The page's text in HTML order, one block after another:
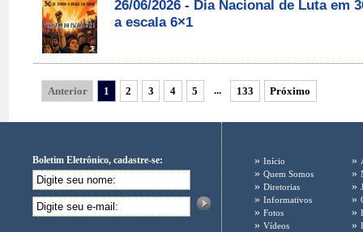
26/06/2026 - Dia Nacional de Luta em
a escala 6×1
Anterior 1 2 3 4 5 ... 133 Próximo
Boletim Eletrônico, cadastre-se: » Início
» Quem Somos
» Diretorias
» Informativos
» Fotos
» Vídeos
»
»
»
»
»
»